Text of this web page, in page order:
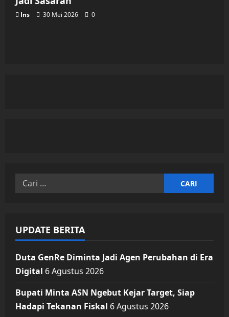
Ins 30 Mei 2026 0
Cari
UPDATE BERITA
Duta GenRe Diminta Jadi Agen Perubahan di Era
Digital 6 Agustus 2026
Bupati Minta ASN Ngebut Kejar Target, Siap
Hadapi Tekanan Fiskal 6 Agustus 2026